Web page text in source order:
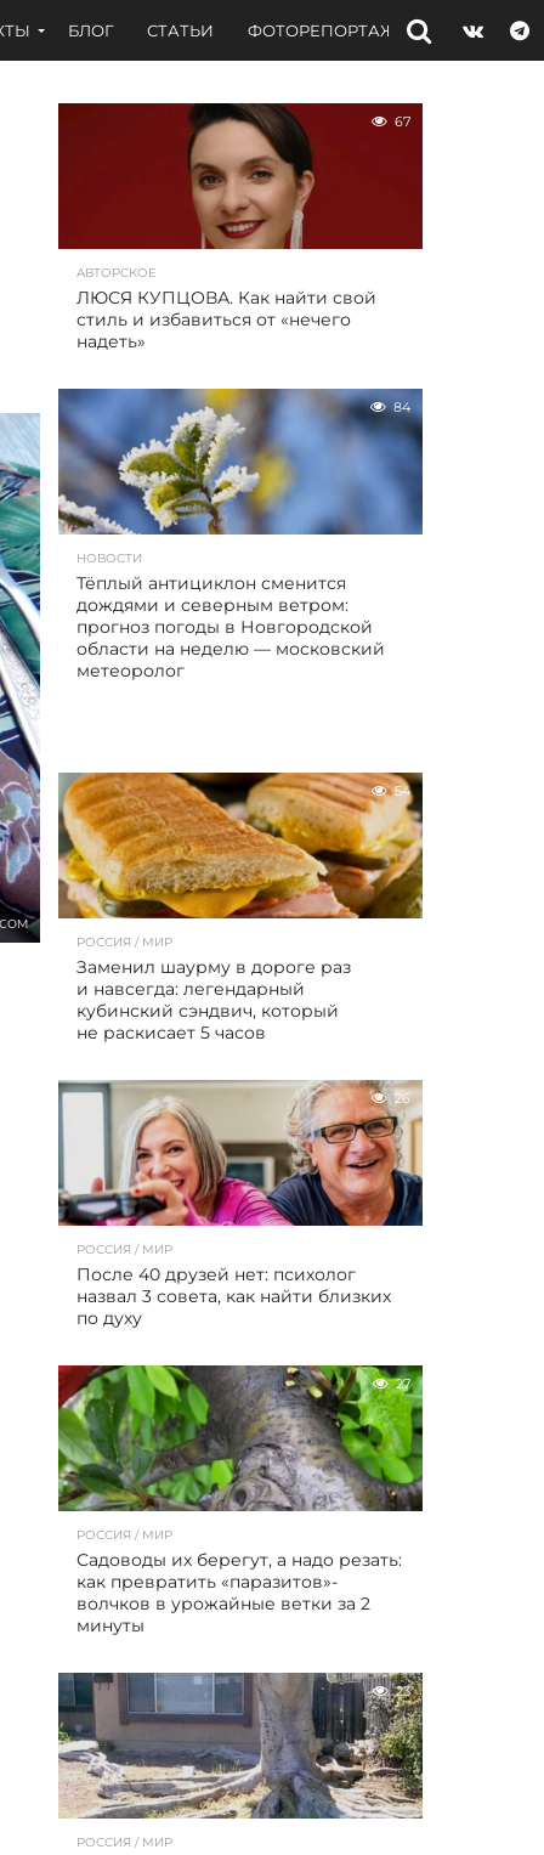
БЛОГ СТАТЬИ ФОТОРЕПОРТАЖИ ИНТЕРВЬЮ
67
АВТОРСКОЕ
ЛЮСЯ КУПЦОВА. Как найти свой
стиль и избавиться от «нечего
надеть»
84
НОВОСТИ
Тёплый антициклон сменится
дождями и северным ветром:
прогноз погоды в Новгородской
области на неделю — московский
метеоролог
54
РОССИЯ / МИР
Заменил шаурму в дороге раз
и навсегда: легендарный
кубинский сэндвич, который
не раскисает 5 часов
26
РОССИЯ / МИР
После 40 друзей нет: психолог
назвал 3 совета, как найти близких
по духу
27
РОССИЯ / МИР
Садоводы их берегут, а надо резать:
как превратить «паразитов»-
волчков в урожайные ветки за 2
минуты
23
РОССИЯ / МИР